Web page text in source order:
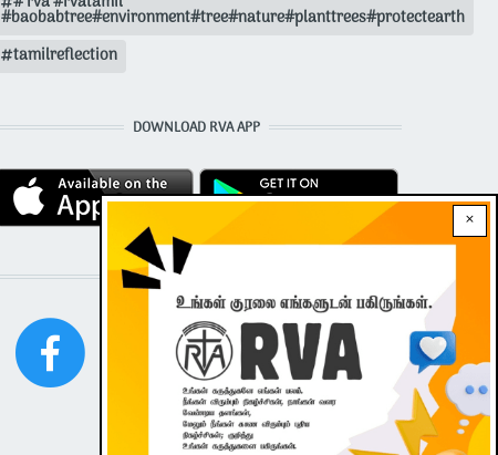
×
#baobabtree#environment#tree#nature#planttrees#protectearth
tamilreflection
DOWNLOAD RVA APP
STAY CONNECTED WITH US!